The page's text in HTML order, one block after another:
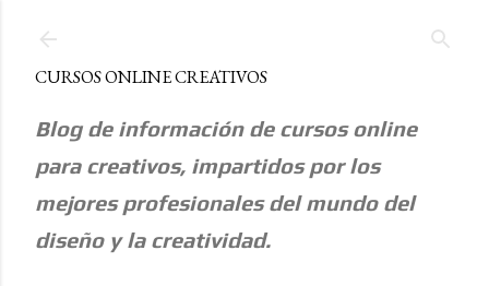
CURSOS ONLINE CREATIVOS
Blog de información de cursos online
para creativos, impartidos por los
mejores profesionales del mundo del
diseño y la creatividad.